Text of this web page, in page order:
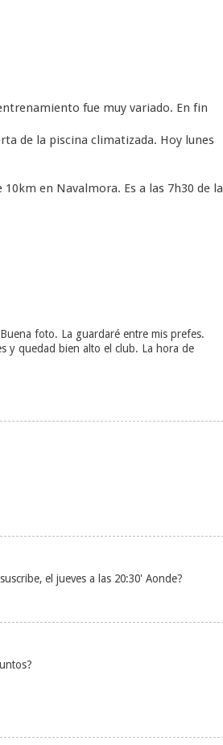
fue muy variado. En fin
de la piscina climatizada. Hoy lunes
en Navalmora. Es a las 7h30 de la
foto. La guardaré entre mis prefes.
y quedad bien alto el club. La hora de
el jueves a las 20:30' Aonde?